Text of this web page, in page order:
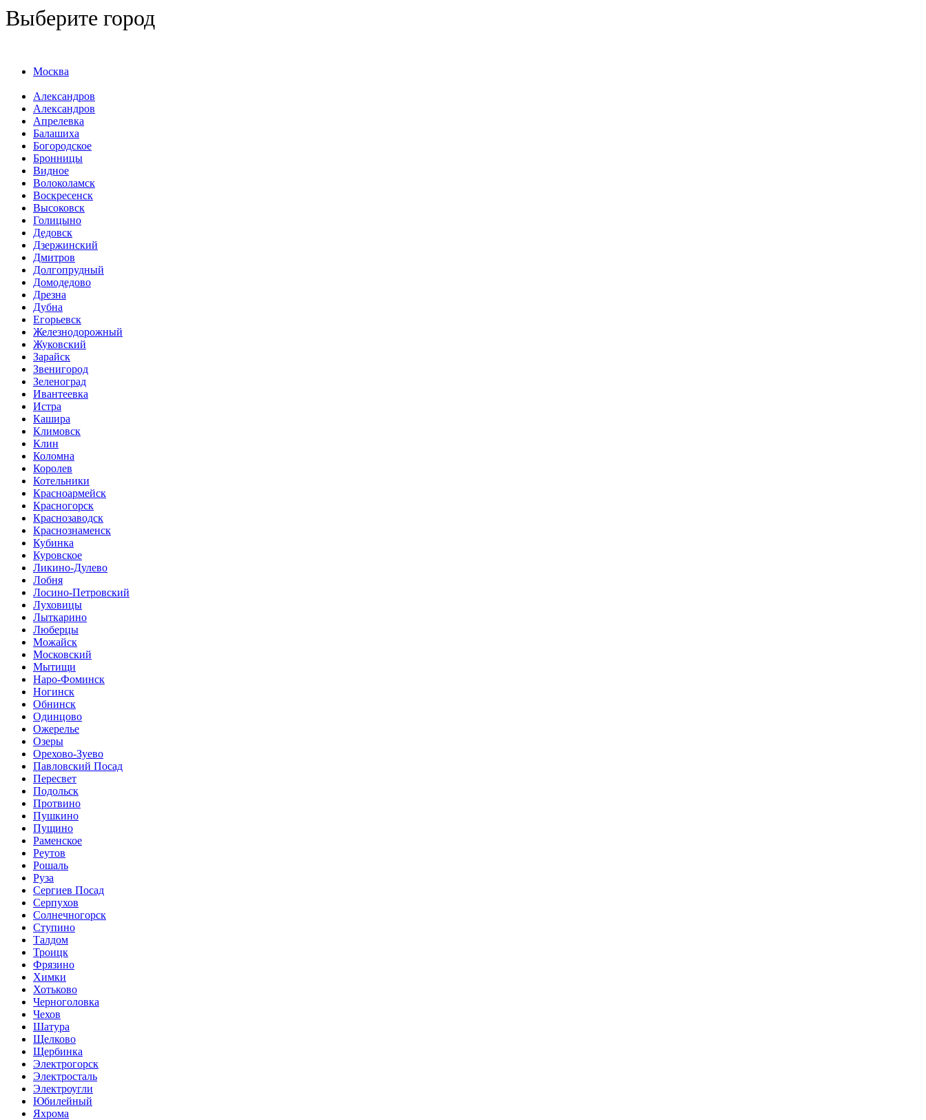
Выберите город
Москва
Александров
Александров
Апрелевка
Балашиха
Богородское
Бронницы
Видное
Волоколамск
Воскресенск
Высоковск
Голицыно
Дедовск
Дзержинский
Дмитров
Долгопрудный
Домодедово
Дрезна
Дубна
Егорьевск
Железнодорожный
Жуковский
Зарайск
Звенигород
Зеленоград
Ивантеевка
Истра
Кашира
Климовск
Клин
Коломна
Королев
Котельники
Красноармейск
Красногорск
Краснозаводск
Краснознаменск
Кубинка
Куровское
Ликино-Дулево
Лобня
Лосино-Петровский
Луховицы
Лыткарино
Люберцы
Можайск
Московский
Мытищи
Наро-Фоминск
Ногинск
Обнинск
Одинцово
Ожерелье
Озеры
Орехово-Зуево
Павловский Посад
Пересвет
Подольск
Протвино
Пушкино
Пущино
Раменское
Реутов
Рошаль
Руза
Сергиев Посад
Серпухов
Солнечногорск
Ступино
Талдом
Троицк
Фрязино
Химки
Хотьково
Черноголовка
Чехов
Шатура
Щелково
Щербинка
Электрогорск
Электросталь
Электроугли
Юбилейный
Яхрома